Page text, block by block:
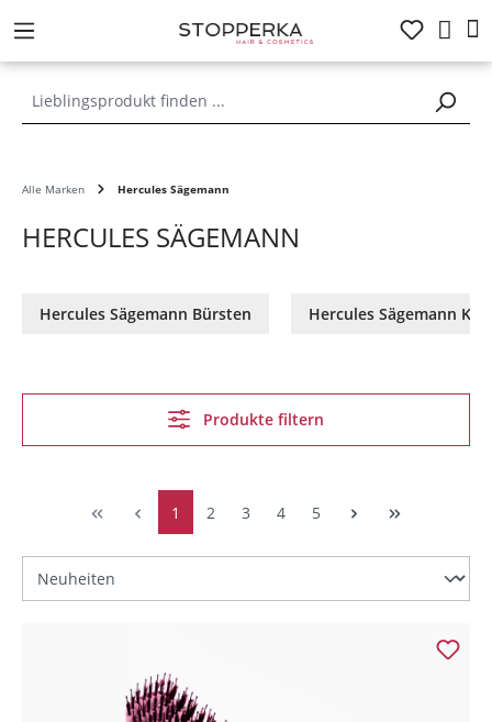
springen
Alle Marken Hercules Sägemann
HERCULES SÄGEMANN
Hercules Sägemann Bürsten Hercules Sägemann
Produkte filtern
1 2 3 4 5